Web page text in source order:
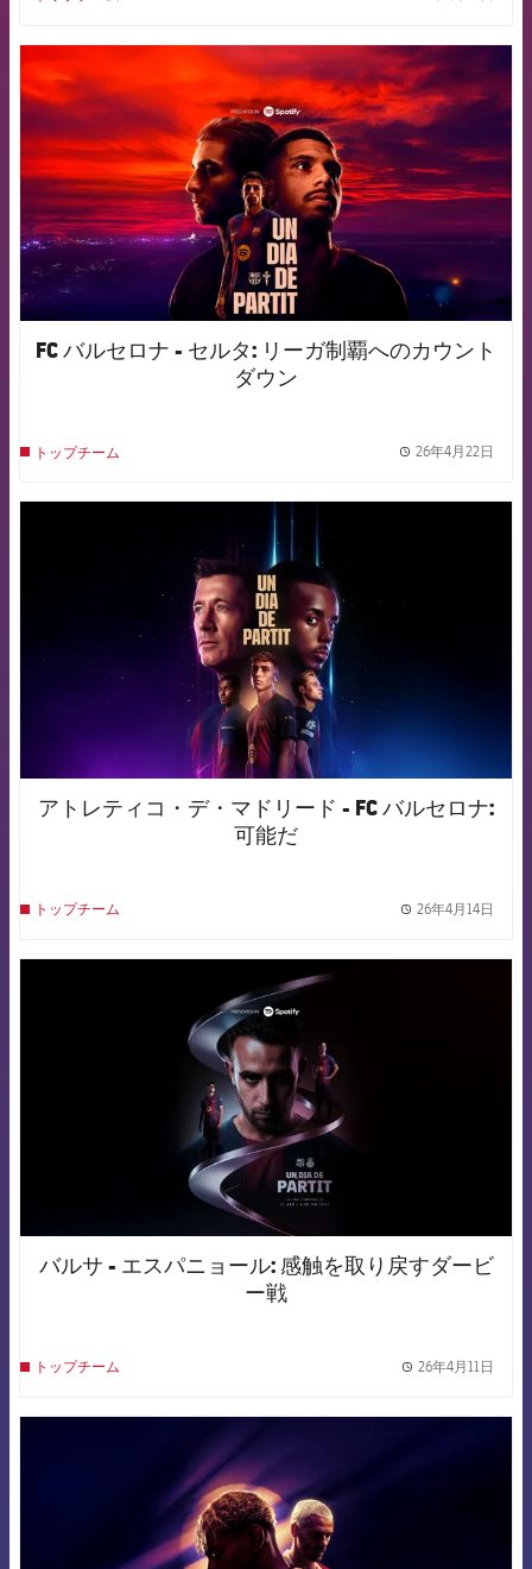
FCB Barcelona badge
FC バルセロナ - セルタ: リーガ制覇へのカウント
ダウン
トップチーム 26年4月22日
FCB Barcelona badge
アトレティコ・デ・マドリード - FC バルセロナ:
可能だ
トップチーム 26年4月14日
FCB Barcelona badge
バルサ - エスパニョール: 感触を取り戻すダービ
ー戦
トップチーム 26年4月11日